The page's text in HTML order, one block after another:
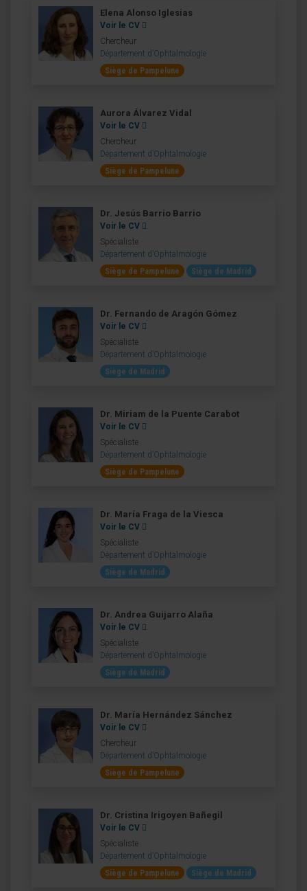
Elena Alonso Iglesias
Voir le CV
Chercheur
Département d’Ophtalmologie
Siège de Pampelune
Aurora Álvarez Vidal
Voir le CV
Chercheur
Département d’Ophtalmologie
Siège de Pampelune
Dr. Jesús Barrio Barrio
Voir le CV
Spécialiste
Département d’Ophtalmologie
Siège de Pampelune
Siège de Madrid
Dr. Fernando de Aragón Gómez
Voir le CV
Spécialiste
Département d’Ophtalmologie
Siège de Madrid
Dr. Miriam de la Puente Carabot
Voir le CV
Spécialiste
Département d’Ophtalmologie
Siège de Pampelune
Dr. María Fraga de la Viesca
Voir le CV
Spécialiste
Département d’Ophtalmologie
Siège de Madrid
Dr. Andrea Guijarro Alaña
Voir le CV
Spécialiste
Département d’Ophtalmologie
Siège de Madrid
Dr. María Hernández Sánchez
Voir le CV
Chercheur
Département d’Ophtalmologie
Siège de Pampelune
Dr. Cristina Irigoyen Bañegil
Voir le CV
Spécialiste
Département d’Ophtalmologie
Siège de Pampelune
Siège de Madrid